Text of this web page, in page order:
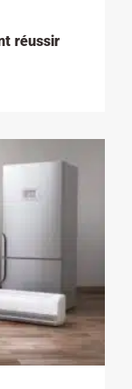
réussir